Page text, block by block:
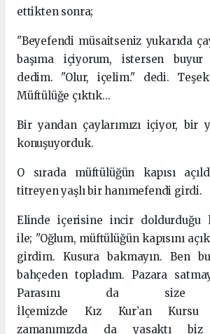
ettikten sonra;
"Beyefendi müsaitseniz yukarıda
başıma içiyorum, istersen
dedim. "Olur, içelim." dedi.
Müftülüğe çıktık...
Bir yandan çaylarımızı içiyor, bir
konuşuyorduk.
O sırada müftülüğün kapısı
titreyen yaşlı bir hanımefendi girdi.
Elinde içerisine incir doldurduğu
ile; "Oğlum, müftülüğün kapısını
girdim. Kusura bakmayın. Ben
bahçeden topladım. Pazara
Parasını da size
İlçemizde Kız Kur’an
zamanımızda da yasaktı